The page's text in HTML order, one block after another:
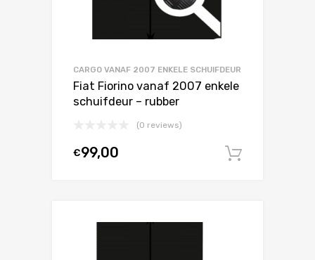
CARGO VANAF 2007 ENKELE SCHUIFDEUR
Fiat Fiorino vanaf 2007 enkele
schuifdeur – rubber
(0 reviews)
€99,00